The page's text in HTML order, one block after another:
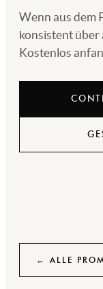
Wenn aus dem
konsistent über
Kostenlos
← ALLE